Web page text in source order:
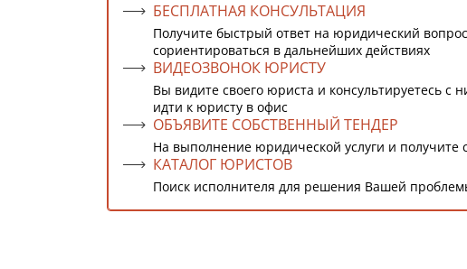
БЕСПЛАТНАЯ КОНСУЛЬТАЦИЯ
Получите быстрый ответ на юридический
сориентироваться в дальнейших действиях
ВИДЕОЗВОНОК ЮРИСТУ
Вы видите своего юриста и консультируетесь с
идти к юристу в офис
ОБЪЯВИТЕ СОБСТВЕННЫЙ ТЕНДЕР
На выполнение юридической услуги и получите
КАТАЛОГ ЮРИСТОВ
Поиск исполнителя для решения Вашей